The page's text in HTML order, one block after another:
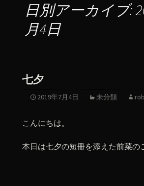
日別アーカイブ:
月4日
七夕
2019年7月4日 未分類
こんにちは。
本日は七夕の短冊を添えた前菜の